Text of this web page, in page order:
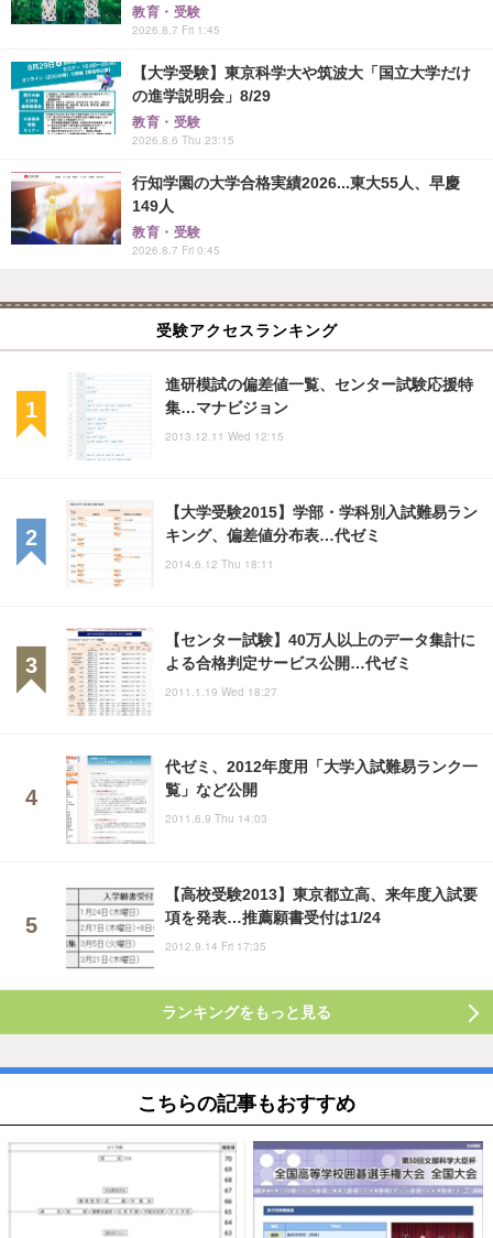
教育・受験
2026.8.7 Fri 1:45
【大学受験】東京科学大や筑波大「国立大学だけ
の進学説明会」8/29
教育・受験
2026.8.6 Thu 23:15
行知学園の大学合格実績2026...東大55人、早慶
149人
教育・受験
2026.8.7 Fri 0:45
受験アクセスランキング
進研模試の偏差値一覧、センター試験応援特
集…マナビジョン
2013.12.11 Wed 12:15
【大学受験2015】学部・学科別入試難易ラン
キング、偏差値分布表…代ゼミ
2014.6.12 Thu 18:11
【センター試験】40万人以上のデータ集計に
よる合格判定サービス公開…代ゼミ
2011.1.19 Wed 18:27
代ゼミ、2012年度用「大学入試難易ランク一
覧」など公開
2011.6.9 Thu 14:03
【高校受験2013】東京都立高、来年度入試要
項を発表…推薦願書受付は1/24
2012.9.14 Fri 17:35
ランキングをもっと見る
こちらの記事もおすすめ